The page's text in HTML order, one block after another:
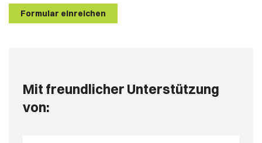
Formular einreichen
Mit freundlicher Unterstützung
von: